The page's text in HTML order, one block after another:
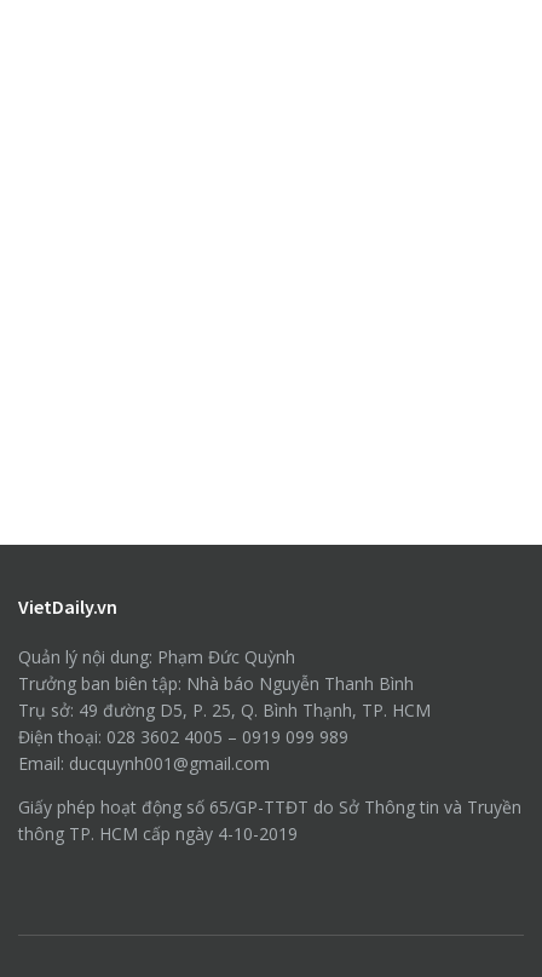
VietDaily.vn
Quản lý nội dung: Phạm Đức Quỳnh
Trưởng ban biên tập: Nhà báo Nguyễn Thanh Bình
Trụ sở: 49 đường D5, P. 25, Q. Bình Thạnh, TP. HCM
Điện thoại: 028 3602 4005 – 0919 099 989
Email: ducquynh001@gmail.com
Giấy phép hoạt động số 65/GP-TTĐT do Sở Thông tin và Truyền
thông TP. HCM cấp ngày 4-10-2019